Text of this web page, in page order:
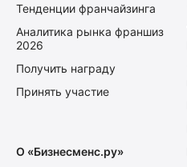
Тенденции франчайзинга
Аналитика рынка франшиз
2026
Получить награду
Принять участие
О «Бизнесменс.ру»